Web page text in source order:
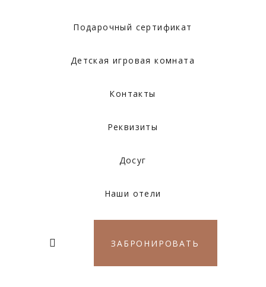
Подарочный сертификат
Детская игровая комната
Контакты
Реквизиты
Досуг
Наши отели
ЗАБРОНИРОВАТЬ